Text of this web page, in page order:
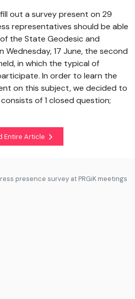
out a survey present on 29
representatives should be able
the State Geodesic and
Wednesday, 17 June, the second
in which the typical of
In order to learn the
on this subject, we decided to
of 1 closed question;
Entire Article
presence survey at PRGiK meetings